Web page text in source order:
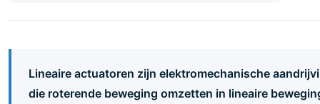
Lineaire actuatoren zijn elektromechanische
die roterende beweging omzetten in lineaire